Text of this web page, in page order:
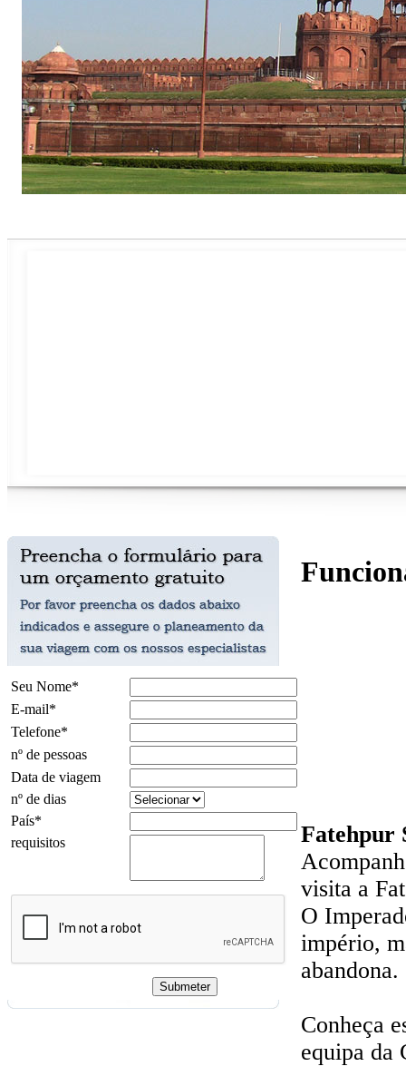
Seu Nome*
E-mail*
Telefone*
nº de pessoas
Data de viagem
nº de dias
País*
requisitos
Fatehpur
visita a
O
império,
abandona.
Conheça
equipa da